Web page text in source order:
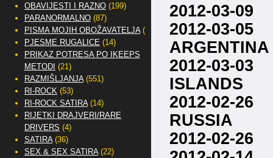
2012-03-
2012-03-05
ARGENTINA
2012-03-03
ISLANDS
2012-02-26
RUSSIA
2012-02-26
OBAVIJESTI I RAZNO(199)
PARANORMALNO(87)
PISMA MOJIH OBOŽAVATELJA(2)
PJESME RUGALICE (14)
PRIKAZ POTRESA PO IKEEPS
METODI (21)
RAZMIŠLJANJA(551)
RI-ROCK(53)
RI-ROCK SATIRA(14)
RIJETKI DRAJVERI/RARE
DRIVERS (4)
SATIRA(36)
SEX & SEX SATIRA(22)